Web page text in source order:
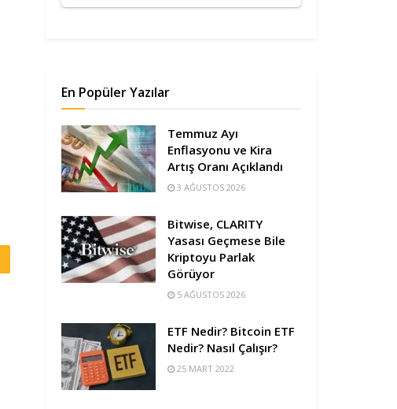
En Popüler Yazılar
Temmuz Ayı
Enflasyonu ve Kira
Artış Oranı Açıklandı
3 AĞUSTOS 2026
Bitwise, CLARITY
Yasası Geçmese Bile
Kriptoyu Parlak
Görüyor
5 AĞUSTOS 2026
ETF Nedir? Bitcoin ETF
Nedir? Nasıl Çalışır?
25 MART 2022